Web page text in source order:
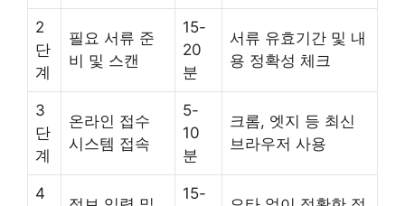
2
단
계
필요 서류 준
비 및 스캔
15-
20
분
서류 유효기간 및 내
용 정확성 체크
3
단
계
온라인 접수
시스템 접속
5-
10
분
크롬, 엣지 등 최신
브라우저 사용
4 15-